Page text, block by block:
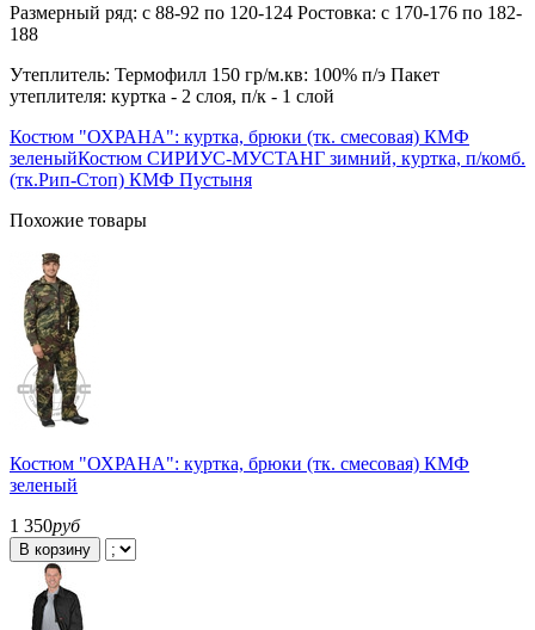
Размерный ряд: с 88-92 по 120-124 Ростовка: с 170-176 по 182-
188
Утеплитель: Термофилл 150 гр/м.кв: 100% п/э Пакет
утеплителя: куртка - 2 слоя, п/к - 1 слой
Костюм "ОХРАНА": куртка, брюки (тк. смесовая) КМФ
зеленыйКостюм СИРИУС-МУСТАНГ зимний, куртка, п/комб.
(тк.Рип-Стоп) КМФ Пустыня
Похожие товары
Костюм "ОХРАНА": куртка, брюки (тк. смесовая) КМФ
зеленый
1 350руб
В корзину